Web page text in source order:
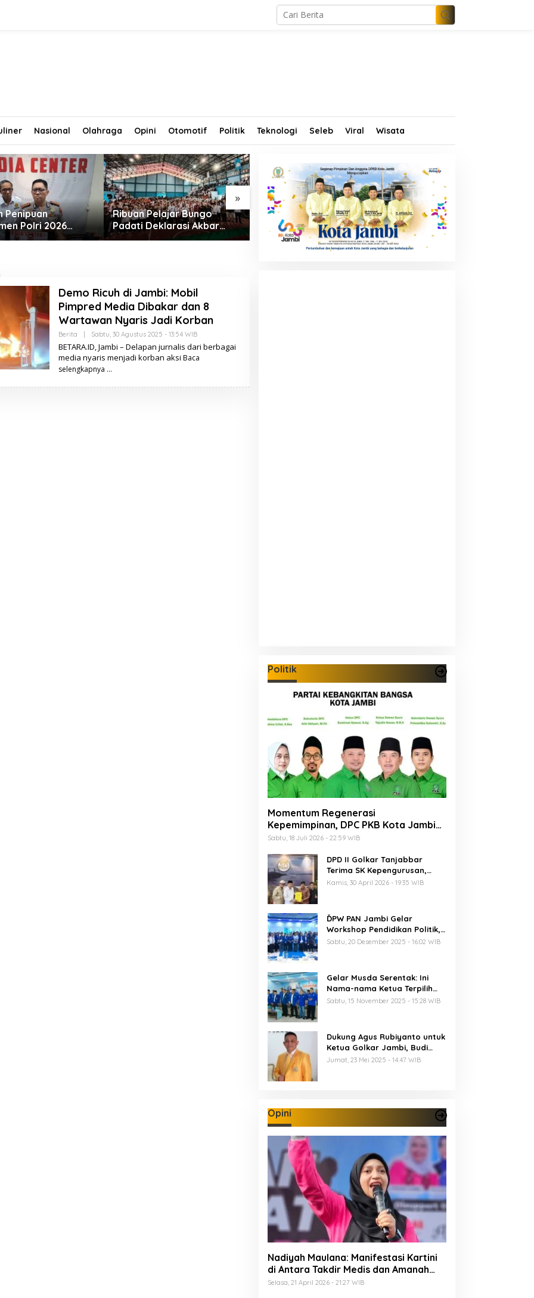
Nasional Olahraga Opini Otomotif Politik Teknologi Seleb Viral Wisata
»
Penipuan
Polri 2026
Dua Oknum
Polda Jambi
Ribuan Pelajar Bungo
Padati Deklarasi Akbar
IRET, Al Haris Sentil Bahaya
Tinjau Museum Geopark
Merangin, Al Haris Minta
Pengelola Genjot Inovasi
dan Tambah Koleksi
Sterilkan Geopark
Merangin dari PETI, Tim
Gabungan Temukan Empat
Rakit Tambang Ilegal
Demo Ricuh di Jambi: Mobil
Pimpred Media Dibakar dan 8
Wartawan Nyaris Jadi Korban
Berita Sabtu, 30 Agustus 2025 - 13:54 WIBO
E
H
BETARA.ID, Jambi – Delapan jurnalis dari berbagai
media nyaris menjadi korban aksi Baca
selengkapnya
Politik
Momentum Regenerasi
Kepemimpinan, DPC PKB Kota Jambi
Siap Sukseskan Harlah PKB ke-28
Sabtu, 18 Juli 2026 - 22:59 WIB
DPD II Golkar Tanjabbar
Terima SK Kepengurusan,
Perdana di Jambi Pasca
Kamis, 30 April 2026 - 19:35 WIB
ĎPW PAN Jambi Gelar
Workshop Pendidikan Politik,
Al Haris Ajak Kader Perkuat
Sabtu, 20 Desember 2025 - 16:02 WIB
Gelar Musda Serentak: Ini
Nama-nama Ketua Terpilih
DPD PAN di Jambi
Sabtu, 15 November 2025 - 15:28 WIB
Dukung Agus Rubiyanto untuk
Ketua Golkar Jambi, Budi
Setiawan: Regenerasi
Jumat, 23 Mei 2025 - 14:47 WIB
Opini
Nadiyah Maulana: Manifestasi Kartini
di Antara Takdir Medis dan Amanah
Publik
Selasa, 21 April 2026 - 21:27 WIB